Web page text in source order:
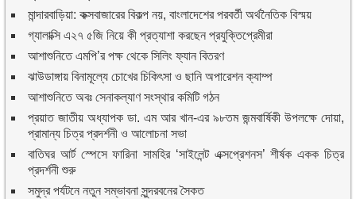
মান্দারবাড়িয়া: কক্সবাজারের বিকল্প নয়, বাংলাদেশের পরবর্তী অর্থনৈতিক বিস্ময়
গ্যালাক্সি এ২৭ ৫জি নিয়ে কী প্রত্যাশা করছেন প্রযুক্তিপ্রেমীরা
আশাশুনিতে এমপি’র পক্ষ থেকে সিলিং ফ্যান বিতরণ
ঝাউডাঙ্গায় বিনামূল্যে চোখের চিকিৎসা ও ছানি অপারেশন ক্যাম্প
আশাশুনিতে অবঃ সেনাকল্যাণ সংস্থার কমিটি গঠন
প্রয়াত জাতীয় অধ্যাপক ডা. এম আর খান-এর ৯৮তম জন্মবার্ষিকী উপলক্ষে দোয়া,
প্রামান্য চিত্র প্রদর্শনী ও আলোচনা সভা
বাতিঘর আর্ট স্পেসে ফারিনা সামহির ‘সাইলেন্ট এক্সপ্রেশনস’ শীর্ষক একক চিত্র
প্রদর্শনী শুরু
সমুদ্র পর্যটনে নতুন সম্ভাবনা সুন্দরবনের সৈকত